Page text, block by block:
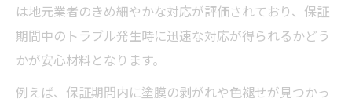
は地元業者のきめ細やかな対応が評価されており、保証
期間中のトラブル発生時に迅速な対応が得られるかどう
かが安心材料となります。
例えば、保証期間内に塗膜の剥がれや色褪せが見つかっ